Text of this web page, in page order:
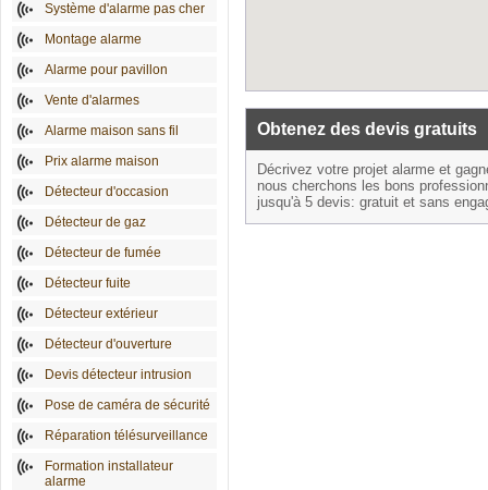
Système d'alarme pas cher
Montage alarme
Alarme pour pavillon
Vente d'alarmes
Alarme maison sans fil
Prix alarme maison
Détecteur d'occasion
Détecteur de gaz
Détecteur de fumée
Détecteur fuite
Détecteur extérieur
Détecteur d'ouverture
Devis détecteur intrusion
Pose de caméra de sécurité
Réparation télésurveillance
Formation installateur
alarme
Obtenez des devis gratuits
Décrivez votre projet alarme et
nous cherchons les bons
jusqu'à 5 devis: gratuit et sans